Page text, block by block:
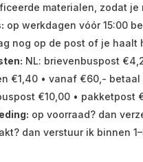
materialen, zodat
op werkdagen vóór 15:00
nog op de post of je haalt
NL: brievenbuspost
€1,40 • vanaf €60,-
€10,00 • pakketpost
op voorraad? dan
dan verstuur ik binnen